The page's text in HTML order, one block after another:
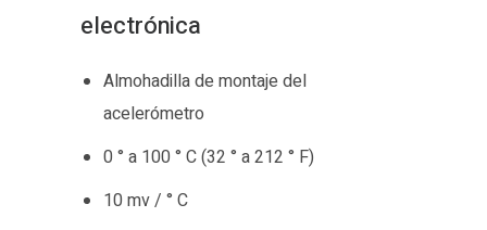
electrónica
Almohadilla de montaje del
acelerómetro
0 ° a 100 ° C (32 ° a 212 ° F)
10 mv / ° C